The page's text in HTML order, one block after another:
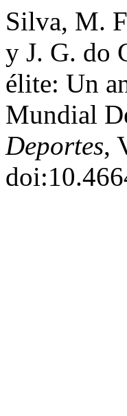
Silva, M.
y J. G. do
élite: Un
Mundial
Deportes,